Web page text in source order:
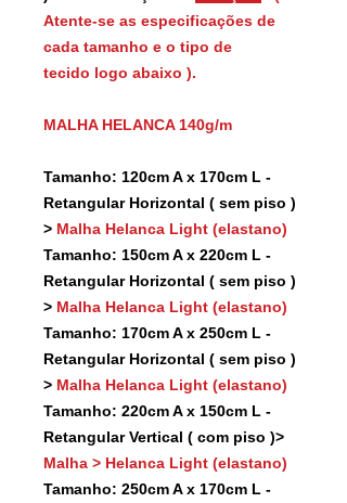
Atente-se as especificações de
cada tamanho e o tipo de
tecido logo abaixo ).
MALHA HELANCA 140g/m
Tamanho: 120cm A x 170cm L -
Retangular Horizontal ( sem piso )
> Malha Helanca Light (elastano)
Tamanho: 150cm A x 220cm L -
Retangular Horizontal ( sem piso )
> Malha Helanca Light (elastano)
Tamanho: 170cm A x 250cm L -
Retangular Horizontal ( sem piso )
> Malha Helanca Light (elastano)
Tamanho: 220cm A x 150cm L -
Retangular Vertical ( com piso )>
Malha > Helanca Light (elastano)
Tamanho: 250cm A x 170cm L -